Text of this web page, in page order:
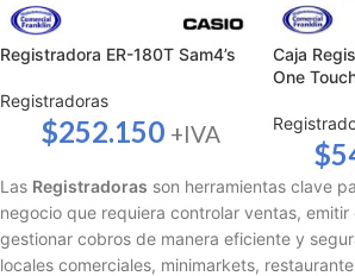
Registradora ER-180T Sam4’s
Registradoras
$252.150 +IVA
Caja
One
$
Las Registradoras son herramientas clave
negocio que requiera controlar ventas,
gestionar cobros de manera eficiente y
locales comerciales, minimarkets,